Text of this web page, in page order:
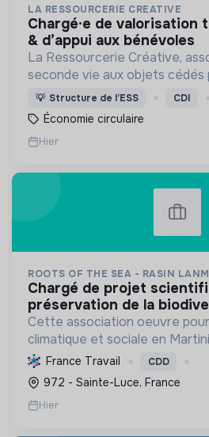
LA RESSOURCERIE CREATIVE
chargé·e de valorisation textile, d’accueil
& d’appui aux bénévoles
La Ressourcerie Créative,
seconde vie aux objets cédés
et collectés en entreprise. Elle
autre mode de consommation
💡 Structure de l’ESS CDI
Économie circulaire
Hier
ROOTS OF THE SEA - RASIN
chargé de projet scientifique &
préservation de la
Cette association oeuvre
climatique et sociale en
restaure les écosystèmes
sensibilise le public et mobilise
aven...
France Travail CDD
972 - Sainte-Luce, France
Hier